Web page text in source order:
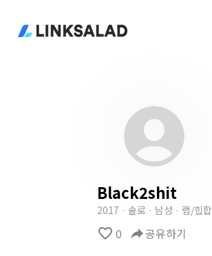
Black2shit
2017 · 솔로 · 남성 · 랩/힙합
favorite_border 0 reply공유하기